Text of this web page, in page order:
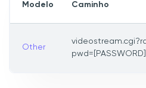
Modelo Caminho
Other
pwd=[PASSWORD]